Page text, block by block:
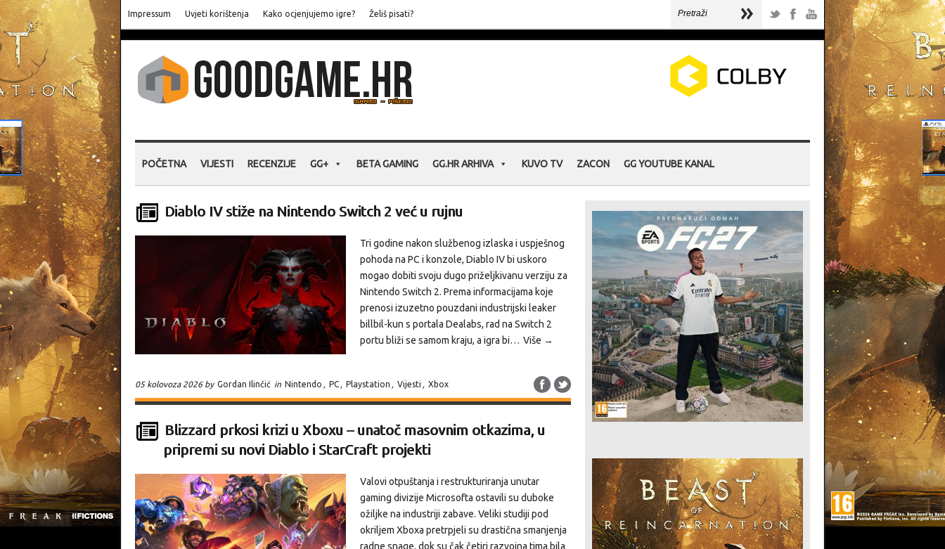
Impressum Uvjeti korištenja Kako ocjenjujemo igre? Želiš pisati?
POČETNA VIJESTI RECENZIJE GG+ BETA GAMING GG.HR ARHIVA KUVO TV ZACON GG YOUTUBE KANAL
Diablo IV stiže na Nintendo Switch 2 već u rujnu
Tri godine nakon službenog izlaska i uspješnog
pohoda na PC i konzole, Diablo IV bi uskoro
mogao dobiti svoju dugo priželjkivanu verziju za
Nintendo Switch 2. Prema informacijama koje
prenosi izuzetno pouzdani industrijski leaker
billbil-kun s portala Dealabs, rad na Switch 2
portu bliži se samom kraju, a igra bi… Više →
05 kolovoza 2026 by Gordan Ilinčić in Nintendo , PC , Playstation , Vijesti , Xbox
Blizzard prkosi krizi u Xboxu – unatoč masovnim otkazima, u
pripremi su novi Diablo i StarCraft projekti
Valovi otpuštanja i restrukturiranja unutar
gaming divizije Microsofta ostavili su duboke
ožiljke na industriji zabave. Veliki studiji pod
okriljem Xboxa pretrpjeli su drastična smanjenja
radne snage, dok su čak četiri razvojna tima bila